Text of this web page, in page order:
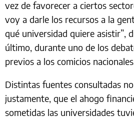
vez de favorecer a ciertos
voy a darle los recursos a la
qué universidad quiere asistir”,
último, durante uno de los
previos a los comicios
Distintas fuentes consultadas
justamente, que el ahogo
sometidas las universidades